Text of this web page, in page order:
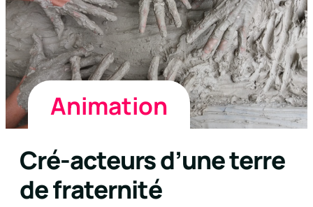
Animation
Cré-acteurs d’une terre
de fraternité